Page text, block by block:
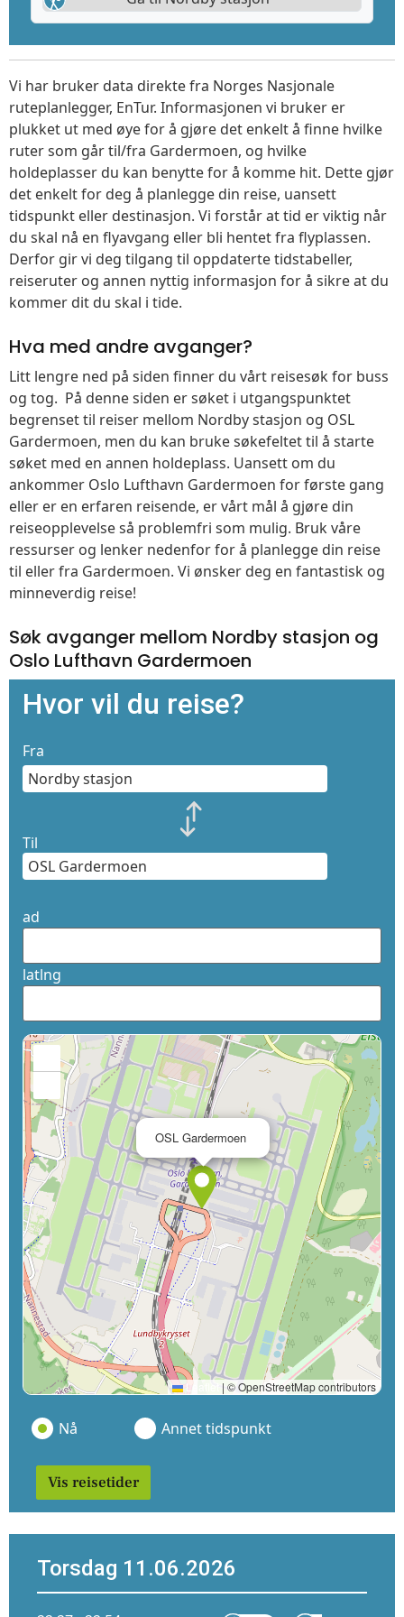
Vi har bruker data direkte fra Norges Nasjonale
ruteplanlegger, EnTur. Informasjonen vi bruker er
plukket ut med øye for å gjøre det enkelt å finne hvilke
ruter som går til/fra Gardermoen, og hvilke
holdeplasser du kan benytte for å komme hit. Dette gjør
det enkelt for deg å planlegge din reise, uansett
tidspunkt eller destinasjon. Vi forstår at tid er viktig når
du skal nå en flyavgang eller bli hentet fra flyplassen.
Derfor gir vi deg tilgang til oppdaterte tidstabeller,
reiseruter og annen nyttig informasjon for å sikre at du
kommer dit du skal i tide.
Hva med andre avganger?
Litt lengre ned på siden finner du vårt reisesøk for buss
og tog. På denne siden er søket i utgangspunktet
begrenset til reiser mellom Nordby stasjon og OSL
Gardermoen, men du kan bruke søkefeltet til å starte
søket med en annen holdeplass. Uansett om du
ankommer Oslo Lufthavn Gardermoen for første gang
eller er en erfaren reisende, er vårt mål å gjøre din
reiseopplevelse så problemfri som mulig. Bruk våre
ressurser og lenker nedenfor for å planlegge din reise
til eller fra Gardermoen. Vi ønsker deg en fantastisk og
minneverdig reise!
Søk avganger mellom Nordby stasjon og
Oslo Lufthavn Gardermoen
Hvor vil du reise?
Fra
Til
ad
latlng
OSL Gardermoen
Leaflet | © OpenStreetMap contributors
Nå Annet tidspunkt
Vis reisetider
Torsdag 11.06.2026